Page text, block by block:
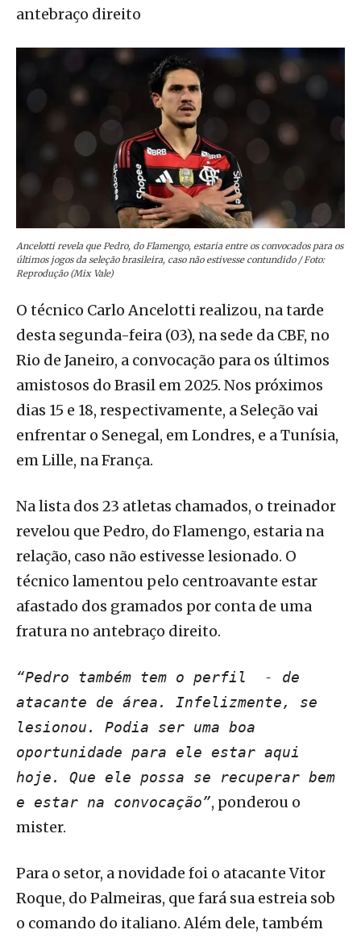
antebraço direito
Ancelotti revela que Pedro, do Flamengo, estaria entre os convocados para os
últimos jogos da seleção brasileira, caso não estivesse contundido / Foto:
Reprodução (Mix Vale)
O técnico Carlo Ancelotti realizou, na tarde
desta segunda-feira (03), na sede da CBF, no
Rio de Janeiro, a convocação para os últimos
amistosos do Brasil em 2025. Nos próximos
dias 15 e 18, respectivamente, a Seleção vai
enfrentar o Senegal, em Londres, e a Tunísia,
em Lille, na França.
Na lista dos 23 atletas chamados, o treinador
revelou que Pedro, do Flamengo, estaria na
relação, caso não estivesse lesionado. O
técnico lamentou pelo centroavante estar
afastado dos gramados por conta de uma
fratura no antebraço direito.
“Pedro também tem o perfil - de
atacante de área. Infelizmente, se
lesionou. Podia ser uma boa
oportunidade para ele estar aqui
hoje. Que ele possa se recuperar bem
e estar na convocação”, ponderou o
mister.
Para o setor, a novidade foi o atacante Vitor
Roque, do Palmeiras, que fará sua estreia sob
o comando do italiano. Além dele, também